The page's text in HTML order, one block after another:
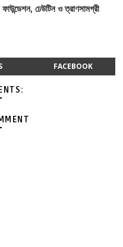
ঢেউটিন ও ত্রাণসামগ্রী
FACEBOOK